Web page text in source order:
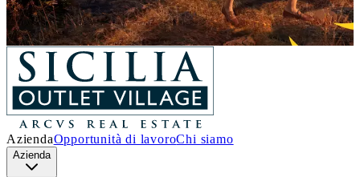
Ti aspettiamo!
Scopri i dettagli
AziendaOpportunità di lavoroChi siamo
Azienda